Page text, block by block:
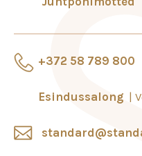
+372 58 789 800
Esindussalong